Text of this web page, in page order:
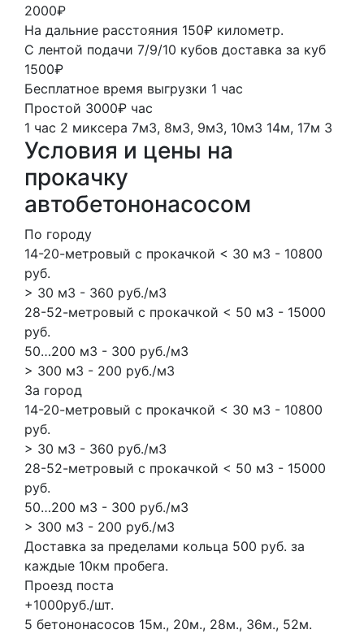
2000₽
На дальние расстояния 150₽ километр.
С лентой подачи 7/9/10 кубов доставка за куб
1500₽
Бесплатное время выгрузки 1 час
Простой 3000₽ час
1 час 2 миксера 7м3, 8м3, 9м3, 10м3 14м, 17м 3
Условия и цены на
прокачку
автобетононасосом
По городу
14-20-метровый с прокачкой < 30 м3 - 10800
руб.
> 30 м3 - 360 руб./м3
28-52-метровый с прокачкой < 50 м3 - 15000
руб.
50…200 м3 - 300 руб./м3
> 300 м3 - 200 руб./м3
За город
14-20-метровый с прокачкой < 30 м3 - 10800
руб.
> 30 м3 - 360 руб./м3
28-52-метровый с прокачкой < 50 м3 - 15000
руб.
50…200 м3 - 300 руб./м3
> 300 м3 - 200 руб./м3
Доставка за пределами кольца 500 руб. за
каждые 10км пробега.
Проезд поста
+1000руб./шт.
5 бетононасосов 15м., 20м., 28м., 36м., 52м.